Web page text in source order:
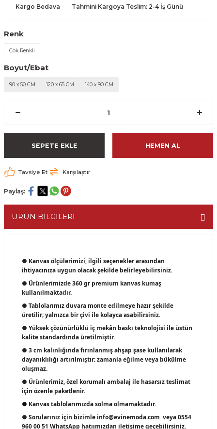
Kargo Bedava Tahmini Kargoya Teslim: 2-4 İş Günü
Renk
Çok Renkli
Boyut/Ebat
90 x 50 CM 120 x 65 CM 140 x 90 CM
SEPETE EKLE HEMEN AL
Tavsiye Et Karşılaştır
Paylaş:
ÜRÜN BİLGİLERİ
● Kanvas ölçülerimizi, ilgili seçenekler arasından
ihtiyacınıza uygun olacak şekilde belirleyebilirsiniz.
● Ürünlerimizde 360 gr premium kanvas kumaş
kullanılmaktadır.
● Tablolarımız duvara monte edilmeye hazır şekilde
üretilir; yalnızca bir çivi ile kolayca asabilirsiniz.
● Yüksek çözünürlüklü iç mekân baskı teknolojisi ile üstün
kalite standardında üretilmiştir.
● 3 cm kalınlığında fırınlanmış ahşap şase kullanılarak
dayanıklılığı artırılmıştır; zamanla eğilme veya bükülme
oluşmaz.
● Ürünlerimiz, özel korumalı ambalaj ile hasarsız teslimat
için özenle paketlenir.
● Kanvas tablolarımızda solma olmamaktadır.
● Sorularınız için bizimle info@evinemoda.com veya 0554
960 00 51 WhatsApp hatıımızdan iletişime geçebilirsiniz.